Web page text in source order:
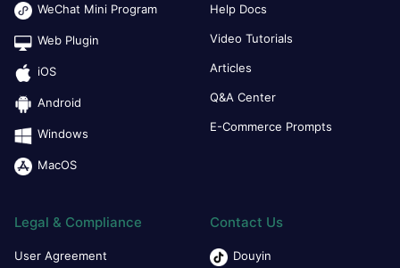
WeChat Mini Program
Web Plugin
iOS
Android
Windows
MacOS
Help Docs
Video Tutorials
Articles
Q&A Center
E-Commerce Prompts
Legal & Compliance
User Agreement
Contact Us
Douyin